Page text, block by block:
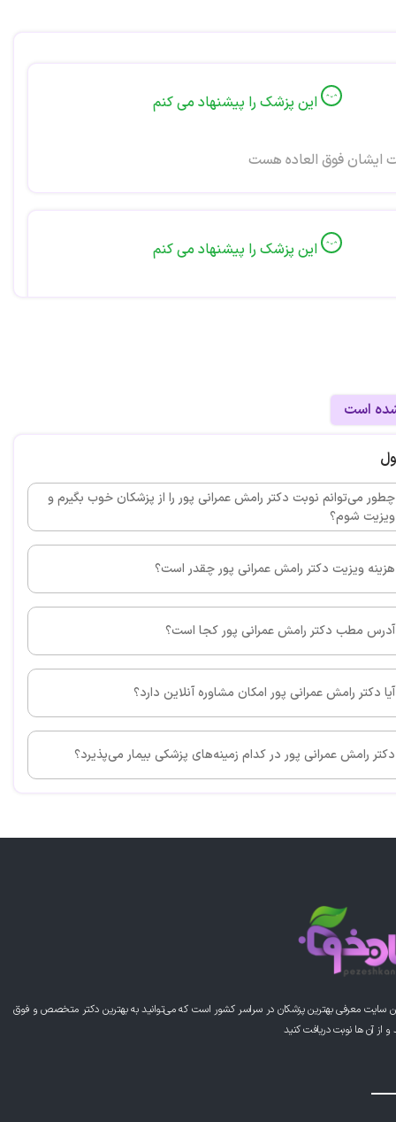
این پزشک را پیشنهاد می کنم
ایشان فوق العاده هست
این پزشک را پیشنهاد می کنم
این پزشک را پیشنهاد می کنم
این پزشک را پیشنهاد می کنم
این پزشک را پیشنهاد می کنم
است
چطور می‌توانم نوبت دکتر رامش عمرانی پور را از پزشکان خوب بگیرم و
ویزیت شوم؟
هزینه ویزیت دکتر رامش عمرانی پور چقدر است؟
آدرس مطب دکتر رامش عمرانی پور کجا است؟
آیا دکتر رامش عمرانی پور امکان مشاوره آنلاین دارد؟
دکتر رامش عمرانی پور در کدام زمینه‌های پزشکی بیمار می‌پذیرد؟
سایت معرفی بهترین پزشکان در سراسر کشور است که می‌توانید به بهترین دکتر متخصص و فوق
آن ها نوبت دریافت کنید